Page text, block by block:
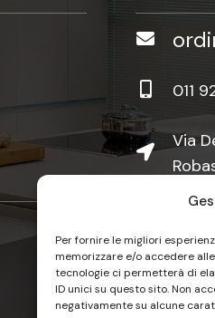
Per fornire le migliori
memorizzare e/o accedere
tecnologie ci permetterà di
ID unici su questo sito. Non
negativamente su alcune
011
Via